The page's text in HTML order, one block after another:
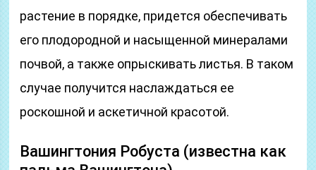
растение в порядке, придется обеспечивать
его плодородной и насыщенной минералами
почвой, а также опрыскивать листья. В таком
случае получится наслаждаться ее
роскошной и аскетичной красотой.
Вашингтония Робуста (известна как